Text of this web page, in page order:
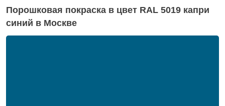
Порошковая покраска в цвет RAL 5019 капри
синий в Москве